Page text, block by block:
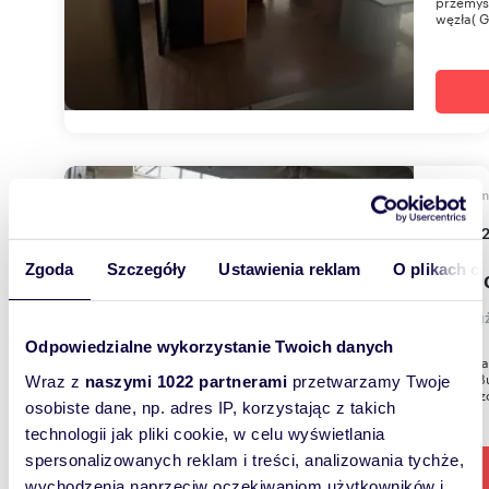
Zgoda Szczegóły Ustawienia reklam O plikach
Odpowiedzialne wykorzystanie Twoich danych
Wraz z naszymi 1022 partnerami przetwarzamy Twoje
osobiste dane, np. adres IP, korzystając z takich
technologii jak pliki cookie, w celu wyświetlania
spersonalizowanych reklam i treści, analizowania tychże,
węzła(
720 m
17
lokal
Do
Błoniu